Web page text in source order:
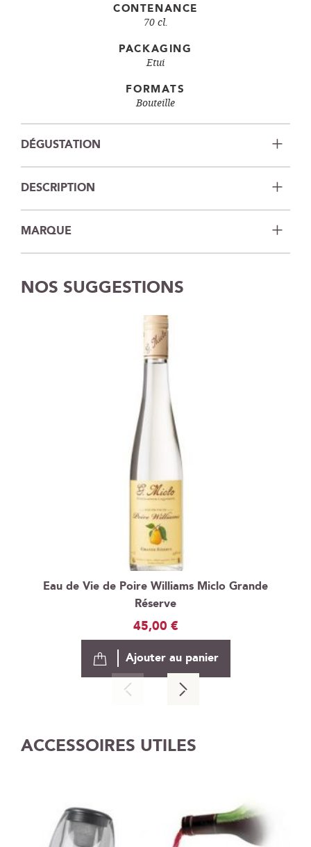
CONTENANCE
70 cl.
PACKAGING
Etui
FORMATS
Bouteille
DÉGUSTATION
DESCRIPTION
MARQUE
NOS SUGGESTIONS
Eau de Vie de Poire Williams Miclo Grande
Réserve
45,00 €
Ajouter au panier
ACCESSOIRES UTILES